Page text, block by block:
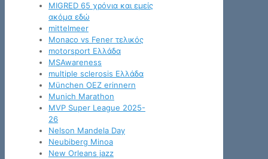
MIGRED 65 χρόνια και εμείς
ακόμα εδώ
mittelmeer
Monaco vs Fener τελικός
motorsport Ελλάδα
MSAwareness
multiple sclerosis Ελλάδα
München OEZ erinnern
Munich Marathon
MVP Super League 2025-
26
Nelson Mandela Day
Neubiberg Minoa
New Orleans jazz